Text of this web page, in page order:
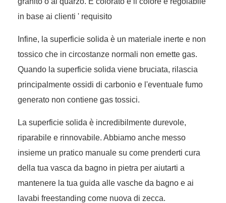
in base ai clienti ' requisito
Infine, la superficie solida è un materiale inerte e non
tossico che in circostanze normali non emette gas.
Quando la superficie solida viene bruciata, rilascia
principalmente ossidi di carbonio e l'eventuale fumo
generato non contiene gas tossici.
La superficie solida è incredibilmente durevole,
riparabile e rinnovabile. Abbiamo anche messo
insieme un pratico manuale su come prenderti cura
della tua vasca da bagno in pietra per aiutarti a
mantenere la tua guida alle vasche da bagno e ai
lavabi freestanding come nuova di zecca.